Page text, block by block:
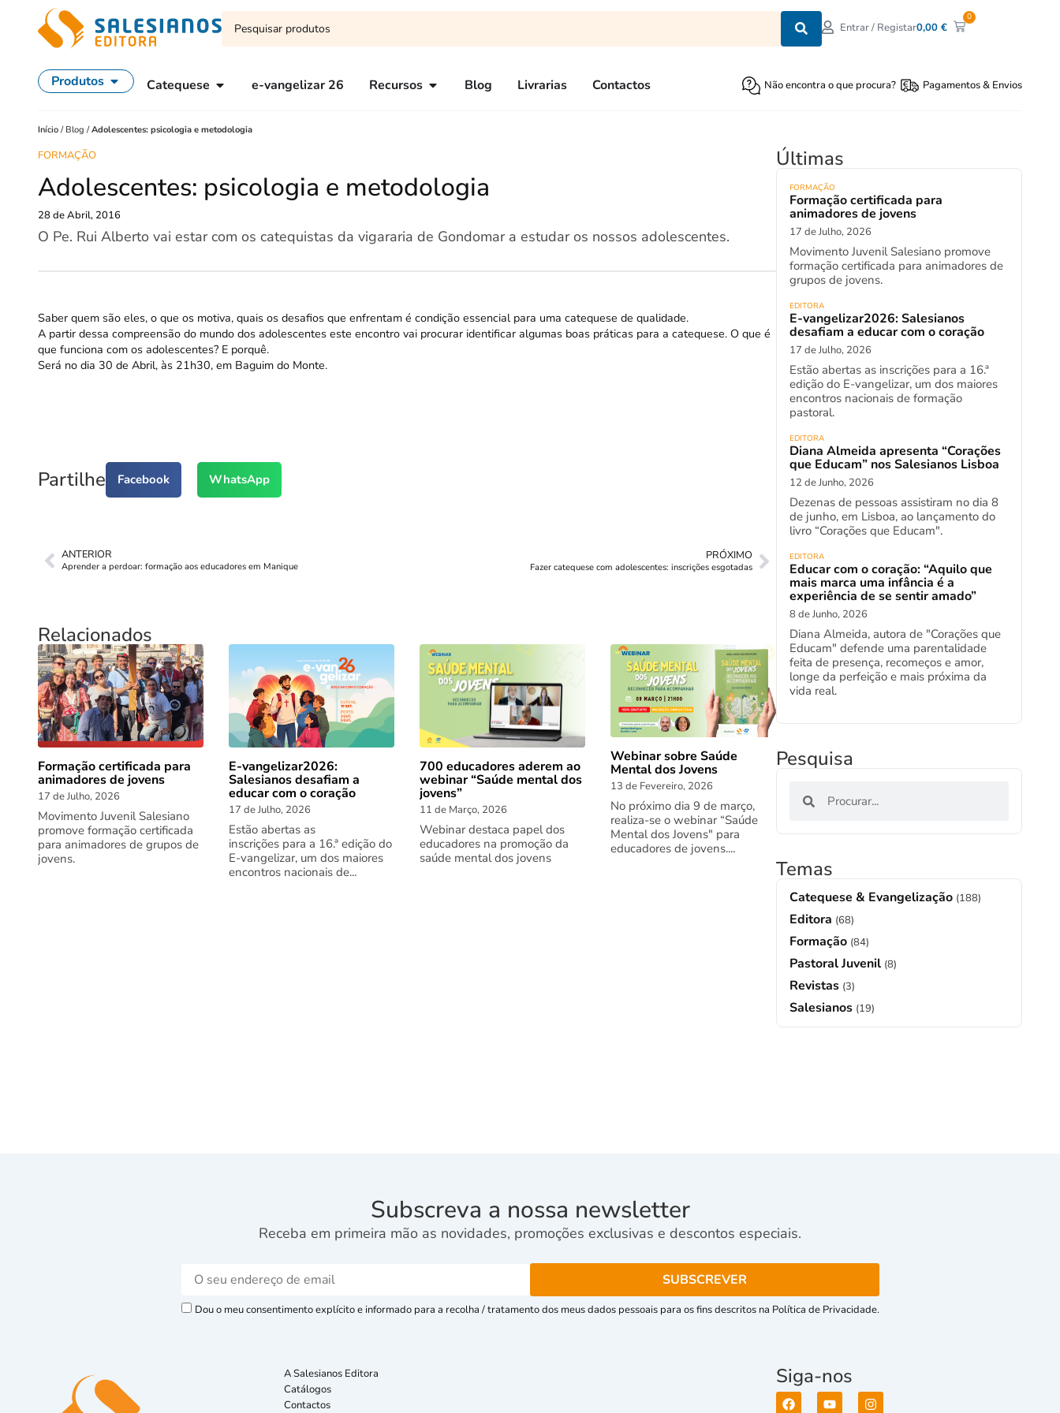
Entrar / Registar0,00€
0
Produtos Catequese e-vangelizar 26 Recursos Blog Livrarias Contactos Não encontra o que procura? Pagamentos & Envios
Início / Blog /Adolescentes: psicologia e metodologia
FORMAÇÃO
Adolescentes: psicologia e metodologia
28 de Abril, 2016
O Pe. Rui Alberto vai estar com os catequistas da vigararia de Gondomar a estudar os nossos adolescentes.
Saber quem são eles, o que os motiva, quais os desafios que enfrentam é condição essencial para uma catequese de qualidade.
A partir dessa compreensão do mundo dos adolescentes este encontro vai procurar identificar algumas boas práticas para a catequese. O que é
que funciona com os adolescentes? E porquê.
Será no dia 30 de Abril, às 21h30, em Baguim do Monte.
Partilhe Facebook WhatsApp
ANTERIOR
Aprender a perdoar: formação aos educadores em Manique
PRÓXIMO
Fazer catequese com adolescentes: inscrições esgotadas
Relacionados
Formação certificada para
animadores de jovens
17 de Julho, 2026
Movimento Juvenil Salesiano
promove formação certificada
para animadores de grupos de
jovens.
E-vangelizar2026:
Salesianos desafiam a
educar com o coração
17 de Julho, 2026
Estão abertas as
inscrições para a 16.ª edição do
E-vangelizar, um dos maiores
encontros nacionais de...
700 educadores aderem ao
webinar “Saúde mental dos
jovens”
11 de Março, 2026
Webinar destaca papel dos
educadores na promoção da
saúde mental dos jovens
Webinar sobre Saúde
Mental dos Jovens
13 de Fevereiro, 2026
No próximo dia 9 de março,
realiza-se o webinar “Saúde
Mental dos Jovens" para
educadores de jovens....
Últimas
FORMAÇÃO
Formação certificada para
animadores de jovens
17 de Julho, 2026
Movimento Juvenil Salesiano promove
formação certificada para animadores de
grupos de jovens.
EDITORA
E-vangelizar2026: Salesianos
desafiam a educar com o coração
17 de Julho, 2026
Estão abertas as inscrições para a 16.ª
edição do E-vangelizar, um dos maiores
encontros nacionais de formação
pastoral.
EDITORA
Diana Almeida apresenta “Corações
que Educam” nos Salesianos Lisboa
12 de Junho, 2026
Dezenas de pessoas assistiram no dia 8
de junho, em Lisboa, ao lançamento do
livro “Corações que Educam".
EDITORA
Educar com o coração: “Aquilo que
mais marca uma infância é a
experiência de se sentir amado”
8 de Junho, 2026
Diana Almeida, autora de "Corações que
Educam" defende uma parentalidade
feita de presença, recomeços e amor,
longe da perfeição e mais próxima da
vida real.
Pesquisa
Temas
Catequese & Evangelização (188)
Editora (68)
Formação (84)
Pastoral Juvenil (8)
Revistas (3)
Salesianos (19)
Subscreva a nossa newsletter
Receba em primeira mão as novidades, promoções exclusivas e descontos especiais.
Dou o meu consentimento explícito e informado para a recolha / tratamento dos meus dados pessoais para os fins descritos na Política de Privacidade.
A Salesianos Editora
Catálogos
Contactos
Siga-nos